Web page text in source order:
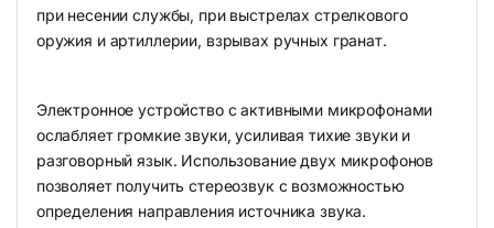
при несении службы, при выстрелах стрелкового
оружия и артиллерии, взрывах ручных гранат.
Электронное устройство с активными микрофонами
ослабляет громкие звуки, усиливая тихие звуки и
разговорный язык. Использование двух микрофонов
позволяет получить стереозвук с возможностью
определения направления источника звука.